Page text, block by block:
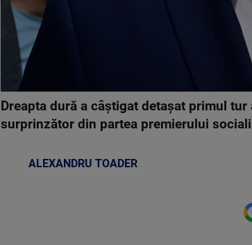
Dreapta dură a câştigat detaşat primul
surprinzător din partea premierului
ALEXANDRU TOADER